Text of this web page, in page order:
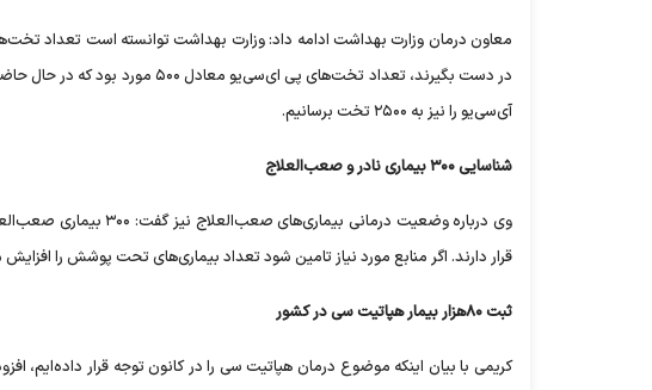
معاون درمان وزارت بهداشت ادامه داد: وزارت بهداشت توانسته است تعداد
آی‌سی‌یو را نیز به ۲۵۰۰ تخت برسانیم.
شناسایی ۳۰۰ بیماری نادر و صعب‌العلاج
قرار دارند. اگر منابع مورد نیاز تامین شود تعداد بیماری‌های تحت پوشش را
ثبت ۸۰هزار بیمار هپاتیت سی در کشور